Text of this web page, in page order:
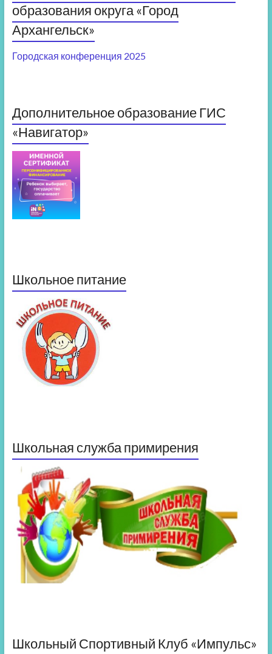
образования округа «Город
Архангельск»
Городская конференция 2025
Дополнительное образование ГИС
«Навигатор»
Школьное питание
Школьная служба примирения
Школьный Спортивный Клуб «Импульс»